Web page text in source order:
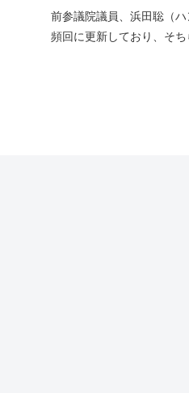
前参議院議員、浜田聡（
頻回に更新しており、そ